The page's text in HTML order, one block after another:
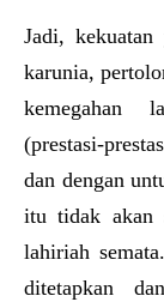
Jadi, kekuatan
karunia,
kemegahan
(prestasi-
dan dengan
itu tidak akan
lahiriah
ditetapkan